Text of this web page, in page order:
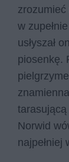
zrozumieć
w
usłyszał
piosenkę.
Norwid
najpełniej